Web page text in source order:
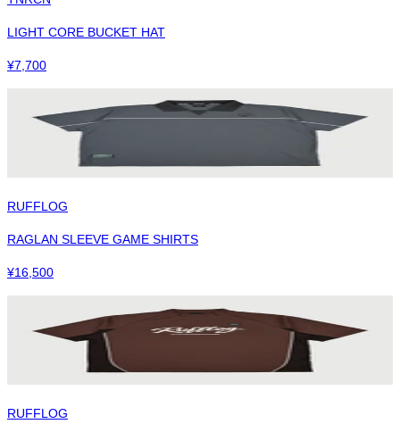
LIGHT CORE BUCKET HAT
¥7,700
RUFFLOG
RAGLAN SLEEVE GAME SHIRTS
¥16,500
RUFFLOG